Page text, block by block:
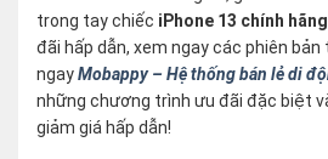
trong tay chiếc iPhone 13 chính hãng
đãi hấp dẫn, xem ngay các phiên bản
ngayMobappy – Hệ thống bán lẻ di
những chương trình ưu đãi đặc biệt
giảm giá hấp dẫn!